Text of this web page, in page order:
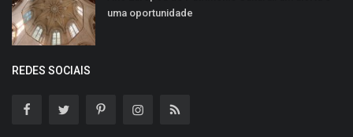
uma oportunidade
REDES SOCIAIS